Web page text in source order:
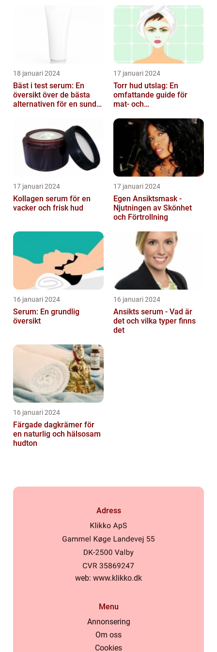
18 januari 2024
Bäst i test serum: En
översikt över de bästa
alternativen för en sund
17 januari 2024
Torr hud utslag: En
omfattande guide för
mat- och
17 januari 2024
Kollagen serum för en
vacker och frisk hud
17 januari 2024
Egen Ansiktsmask -
Njutningen av Skönhet
och Förtrollning
16 januari 2024
Serum: En grundlig
översikt
16 januari 2024
Ansikts serum - Vad är
det och vilka typer finns
det
16 januari 2024
Färgade dagkrämer för
en naturlig och hälsosam
hudton
Adress
web: www.klikko.dk
Menu
Annonsering
Om oss
Cookies